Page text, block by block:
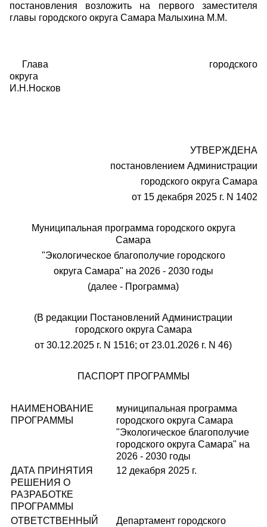
постановления возложить на первого заместителя
главы городского округа Самара Малыхина М.М.
Глава городского
округа
И.Н.Носков
УТВЕРЖДЕНА
постановлением Администрации
городского округа Самара
от 15 декабря 2025 г. N 1402
Муниципальная программа городского округа
Самара
"Экологическое благополучие городского
округа Самара" на 2026 - 2030 годы
(далее - Программа)
(В редакции Постановлений Администрации
городского округа Самара
от 30.12.2025 г. N 1516; от 23.01.2026 г. N 46)
ПАСПОРТ ПРОГРАММЫ
НАИМЕНОВАНИЕ
ПРОГРАММЫ
муниципальная программа
городского округа Самара
"Экологическое благополучие
городского округа Самара" на
2026 - 2030 годы
ДАТА ПРИНЯТИЯ
РЕШЕНИЯ О
РАЗРАБОТКЕ
ПРОГРАММЫ
12 декабря 2025 г.
ОТВЕТСТВЕННЫЙ
Департамент городского